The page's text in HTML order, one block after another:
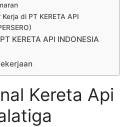
di PT KERETA API
KERETA API INDONESIA
Kereta Api